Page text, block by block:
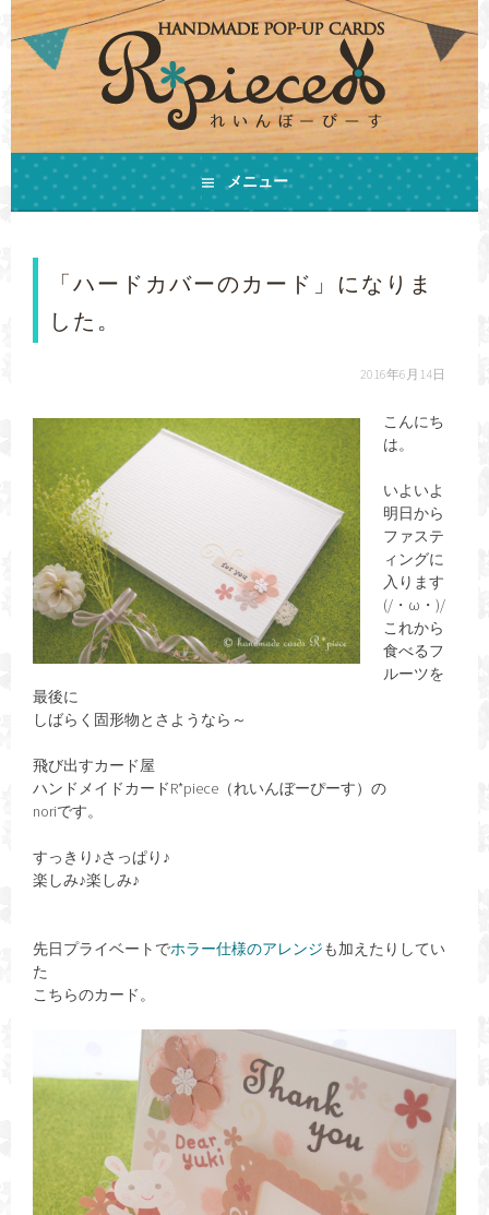
コ
ン
テ
ン
ツ
へ
キ
ッ
プ
ハンドメイドカード
ーす)
手作りの飛び出すカードとHAPPYをお届けします
メニュー
「ハードカバーのカード」になりま
した。
2016年6月14日
こんにち
は。
いよいよ
明日から
ファステ
ィングに
入ります
(/・ω・)/
これから
食べるフ
ルーツを
最後に
しばらく固形物とさようなら～
飛び出すカード屋
ハンドメイドカードR*piece（れいんぼーぴーす）の
noriです。
すっきり♪さっぱり♪
楽しみ♪楽しみ♪
先日プライベートでホラー仕様のアレンジも加えたりしてい
た
こちらのカード。